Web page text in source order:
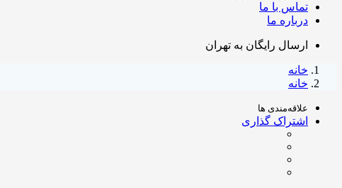
تماس با ما
درباره ما
ارسال رایگان به تهران
خانه
خانه
علاقه‌مندی ها
اشتراک گذاری